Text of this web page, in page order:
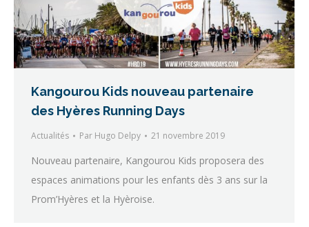
Kangourou Kids nouveau partenaire
des Hyères Running Days
Actualités Par Hugo Delpy 21 novembre 2019
Nouveau partenaire, Kangourou Kids proposera des
espaces animations pour les enfants dès 3 ans sur la
Prom’Hyères et la Hyèroise.